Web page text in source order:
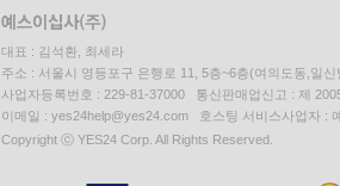
대표 : 김석환, 최세라
주소 : 서울시 영등포구 은행로 11, 5층~6층(여의도동,일신
사업자등록번호 : 229-81-37000 통신판매업신고 : 제
이메일 : yes24help@yes24.com 호스팅 서비스사업자 :
Copyright ⓒ YES24 Corp. All Rights Reserved.